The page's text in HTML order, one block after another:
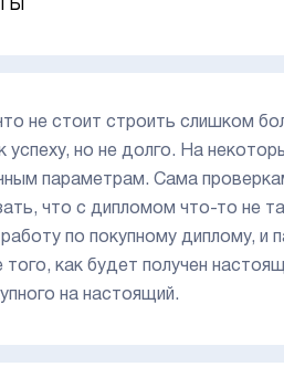
не стоит строить слишком
успеху, но не долго. На
параметрам. Сама
что с дипломом что-то не
по покупному диплому, и
как будет получен
на настоящий.